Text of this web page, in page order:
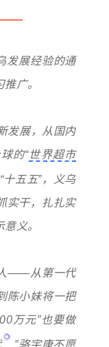
发展经验的通
广。
发展，从国内
的“世界超市
五五”，义乌
实干，扎扎实
义。
——从第一代
陈小妹将一把
万元”也要做